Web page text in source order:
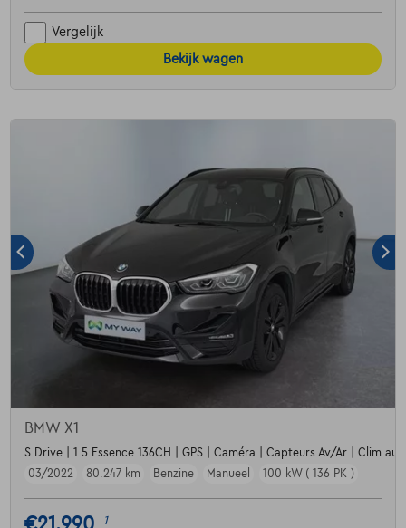
Vergelijk
Bekijk wagen
BMW X1
S Drive | 1.5 Essence 136CH | GPS | Caméra | Capteurs Av/Ar | Clim
03/2022
80.247 km Benzine Manueel 100 kW ( 136 PK )
1